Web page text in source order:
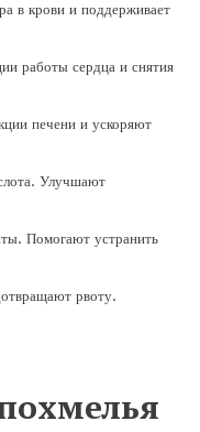
в крови и поддерживает
работы сердца и снятия
печени и ускоряют
Улучшают
Помогают устранить
рвоту.